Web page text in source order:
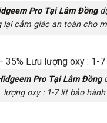
Pro Tại Lâm Đồng
lại cảm giác an toàn cho
Pro Tại Lâm Đồng
lượng oxy : 1-7 lít bảo